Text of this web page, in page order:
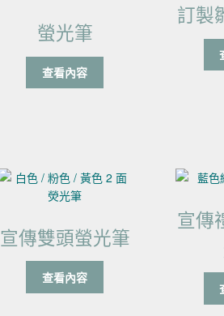
螢光筆
查看內容
訂製
宣傳雙頭螢光筆
查看內容
宣傳